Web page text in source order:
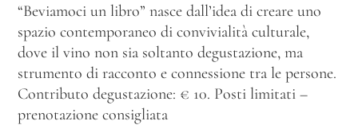
“Beviamoci un libro” nasce dall’idea di creare uno
spazio contemporaneo di convivialità culturale,
dove il vino non sia soltanto degustazione, ma
strumento di racconto e connessione tra le persone.
Contributo degustazione: € 10. Posti limitati –
prenotazione consigliata